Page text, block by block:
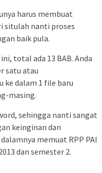
harus membuat
situlah nanti proses
baik pula.
total ada 13 BAB. Anda
satu atau
ke dalam 1 file baru
masing.
sehingga nanti sangat
keinginan dan
memuat RPP PAI
dan semester 2.